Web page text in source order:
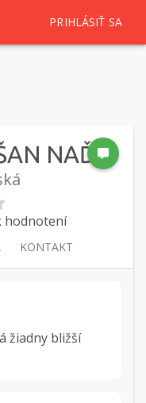
PRIHLÁSIŤ SA
NAĎO
hodnotení
KONTAKT
žiadny bližší